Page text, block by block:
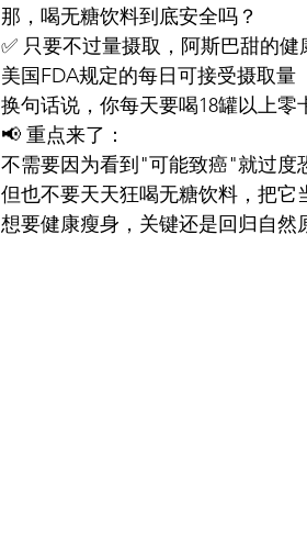
那，喝无糖饮料到底安全吗？
✅ 只要不过量摄取，阿斯巴甜的健
美国FDA规定的每日可接受摄取量
换句话说，你每天要喝18罐以上零
📢 重点来了：
不需要因为看到"可能致癌"就过度
但也不要天天狂喝无糖饮料，把它
想要健康瘦身，关键还是回归自然